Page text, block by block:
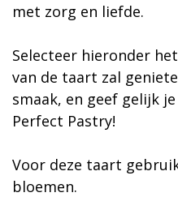
met zorg en liefde.
Selecteer hieronder
van de taart zal
smaak, en geef gelijk
Perfect Pastry!
Voor deze taart
bloemen.